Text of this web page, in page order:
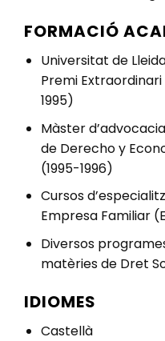
FORMACIÓ
Universitat de
Premi Extraordinari
1995)
Màster
de Derecho y
(1995-1996)
Cursos
Empresa Familiar
Diversos
matèries de Dret
IDIOMES
Castellà